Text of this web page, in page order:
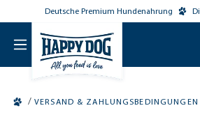
springen
Deutsche Premium Hundenahrung
/ VERSAND & ZAHLUNGSBEDINGUNGEN